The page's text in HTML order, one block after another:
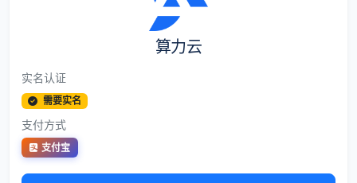
算力云
实名认证
需要实名
支付方式
支付宝